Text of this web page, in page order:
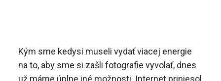
Kým sme kedysi museli vydať viacej energie
na to, aby sme si zašli fotografie vyvolať, dnes
už máme úplne iné možnosti. Internet priniesol